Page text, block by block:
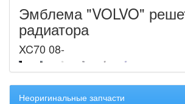
Эмблема "VOLVO"
радиатора
XC70 08-
Неоригинальные запчасти